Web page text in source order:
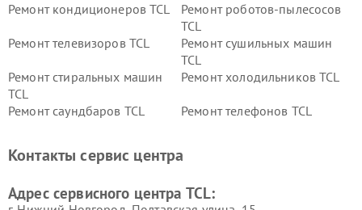
Ремонт кондиционеров TCL
Ремонт роботов-пылесосов
TCL
Ремонт телевизоров TCL
Ремонт сушильных машин
TCL
Ремонт стиральных машин
TCL
Ремонт холодильников TCL
Ремонт саундбаров TCL Ремонт телефонов TCL
Контакты сервис центра
Адрес сервисного центра TCL: